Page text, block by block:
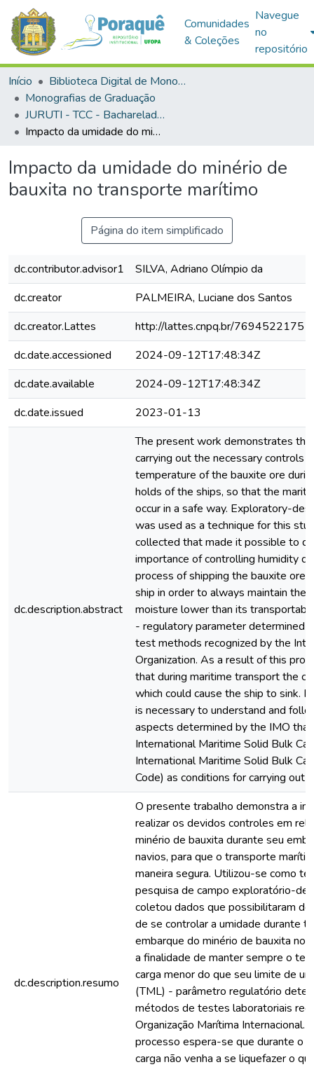
Comunidades
& Coleções
Navegue
no
repositório
Início
Biblioteca Digital de Monografias (BDM)
Monografias de Graduação
JURUTI - TCC - Bacharelado em Engenharia de Minas
Impacto da umidade do minério de bauxita no transporte marítimo
Impacto da umidade do minério de
bauxita no transporte marítimo
Página do item simplificado
dc.contributor.advisor1
SILVA, Adriano Olímpio da
dc.creator
PALMEIRA, Luciane dos Santos
dc.creator.Lattes
http://lattes.cnpq.br/
dc.date.accessioned
2024-09-12T17:48:34Z
dc.date.available
2024-09-12T17:48:34Z
dc.date.issued
2023-01-13
dc.description.abstract
The present work demonstrates
carrying out the necessary controls
temperature of the bauxite ore
holds of the ships, so that the
occur in a safe way. Exploratory-
was used as a technique for this
collected that made it possible to
importance of controlling humidity
process of shipping the bauxite ore
ship in order to always maintain the
moisture lower than its
- regulatory parameter determined
test methods recognized by the
Organization. As a result of this
that during maritime transport the
which could cause the ship to sink.
is necessary to understand and
aspects determined by the IMO
International Maritime Solid Bulk
International Maritime Solid Bulk
Code) as conditions for carrying out
dc.description.resumo
O presente trabalho demonstra a
realizar os devidos controles em
minério de bauxita durante seu
navios, para que o transporte
maneira segura. Utilizou-se como
pesquisa de campo exploratório-
coletou dados que possibilitaram
de se controlar a umidade durante
embarque do minério de bauxita
a finalidade de manter sempre o
carga menor do que seu limite de
(TML) - parâmetro regulatório
métodos de testes laboratoriais
Organização Marítima Internacional.
processo espera-se que durante o
carga não venha a se liquefazer o